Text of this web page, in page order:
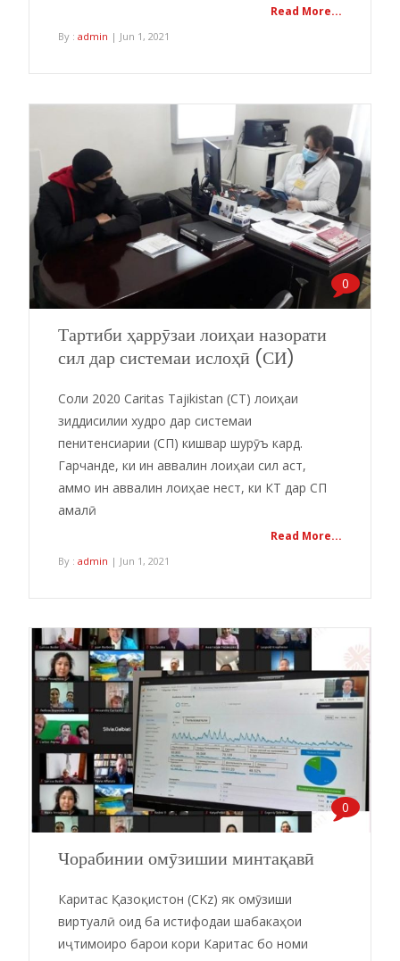
Read More...
By : admin | Jun 1, 2021
0
Тартиби ҳаррӯзаи лоиҳаи назорати
сил дар системаи ислоҳӣ (СИ)
Соли 2020 Caritas Tajikistan (CT) лоиҳаи
зиддисилии худро дар системаи
пенитенсиарии (СП) кишвар шурӯъ кард.
Гарчанде, ки ин аввалин лоиҳаи сил аст,
аммо ин аввалин лоиҳае нест, ки КТ дар СП
амалӣ
Read More...
By : admin | Jun 1, 2021
0
Чорабинии омӯзишии минтақавӣ
Каритас Қазоқистон (CKz) як омӯзиши
виртуалӣ оид ба истифодаи шабакаҳои
иҷтимоиро барои кори Каритас бо номи